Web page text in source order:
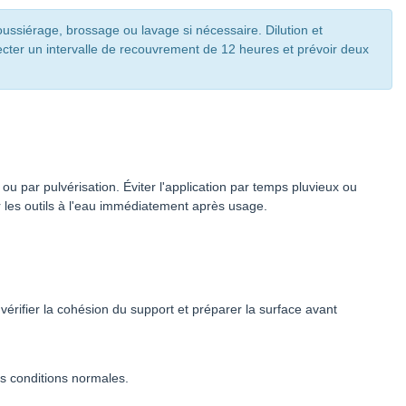
brossage ou lavage si nécessaire. Dilution et
un intervalle de recouvrement de 12 heures et prévoir deux
par pulvérisation. Éviter l'application par temps pluvieux ou
outils à l'eau immédiatement après usage.
la cohésion du support et préparer la surface avant
conditions normales.